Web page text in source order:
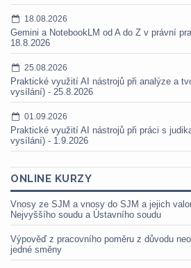
18.08.2026
Gemini a NotebookLM od A do Z v právní
18.8.2026
25.08.2026
Praktické využití AI nástrojů při analýze a
vysílání) - 25.8.2026
01.09.2026
Praktické využití AI nástrojů při práci s
vysílání) - 1.9.2026
ONLINE KURZY
Vnosy ze SJM a vnosy do SJM a jejich
Nejvyššího soudu a Ústavního soudu
Výpověď z pracovního poměru z důvodu
jedné směny